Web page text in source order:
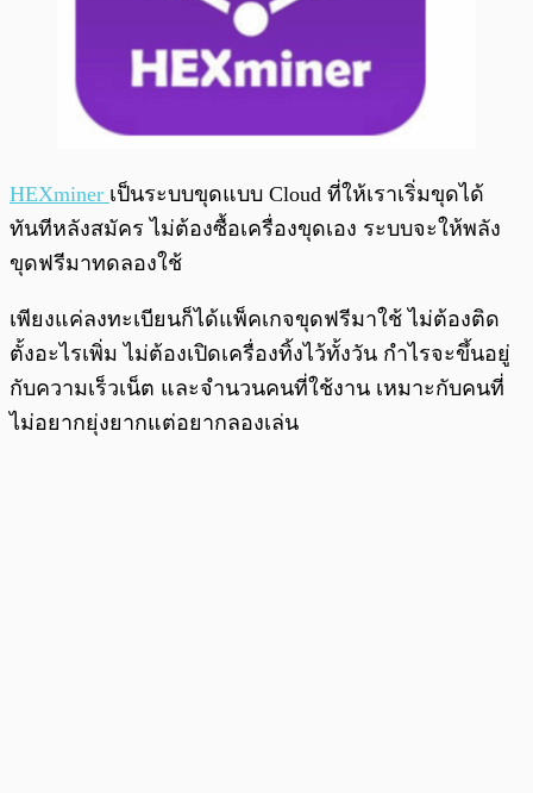
HEXminer เป็นระบบขุดแบบ Cloud ที่ให้เราเริ่มขุดได้
ทันทีหลังสมัคร ไม่ต้องซื้อเครื่องขุดเอง ระบบจะให้พลัง
ขุดฟรีมาทดลองใช้
เพียงแค่ลงทะเบียนก็ได้แพ็คเกจขุดฟรีมาใช้ ไม่ต้องติด
ตั้งอะไรเพิ่ม ไม่ต้องเปิดเครื่องทิ้งไว้ทั้งวัน กำไรจะขึ้นอยู่
กับความเร็วเน็ต และจำนวนคนที่ใช้งาน เหมาะกับคนที่
ไม่อยากยุ่งยากแต่อยากลองเล่น